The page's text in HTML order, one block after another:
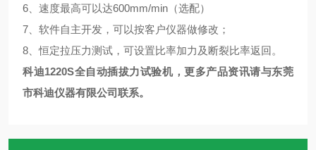
6 、速度最高可以达600mm/min（选配）
7 、软件自主开发，可以按客户仪器做修改；
8 、恒定拉压力测试，可设置比率加力及断裂比率返回。
科迪1220S全自动插拔力试验机，更多产品资讯请与东莞
市科迪仪器有限公司联系。